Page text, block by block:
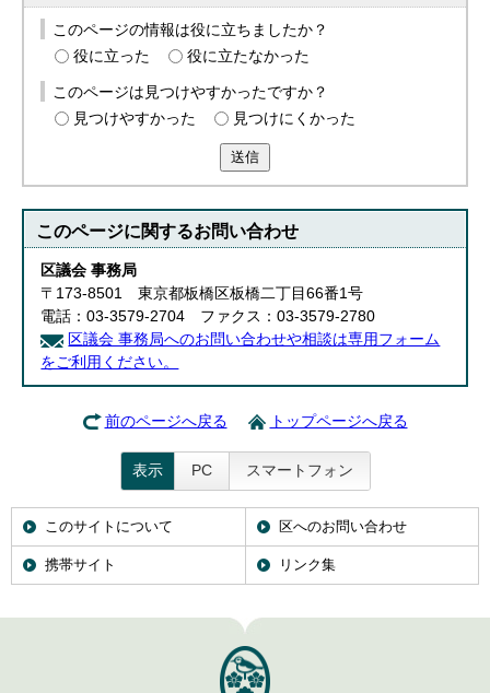
このページの情報は役に立ちましたか？
役に立った
役に立たなかった
このページは見つけやすかったですか？
見つけやすかった
見つけにくかった
送信
このページに関するお問い合わせ
区議会 事務局
〒173-8501 東京都板橋区板橋二丁目66番1号
電話：03-3579-2704 ファクス：03-3579-2780
区議会 事務局へのお問い合わせや相談は専用フォーム
をご利用ください。
前のページへ戻る トップページへ戻る
表示 PC スマートフォン
このサイトについて 区へのお問い合わせ
携帯サイト リンク集